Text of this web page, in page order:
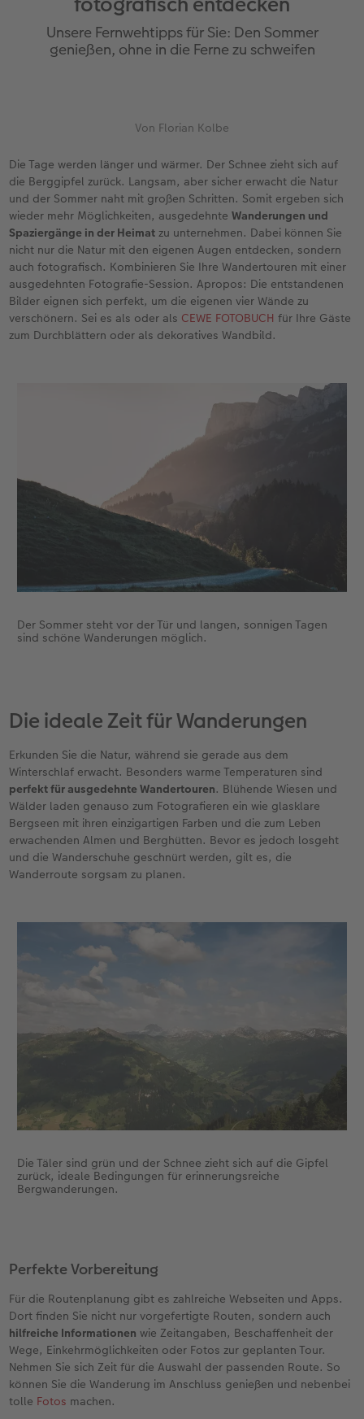
Erinnerungstasche
Personalisierter Schuber
Inspiration
Jahrbuch
Reisefotobuch
Kundenbeispiele
Webinare & VHS
Fotobuch für Anfänger
Fotocollage
hexxas
Alu Dibond
Gallery Print
Hartschaum
Mehrteiler
Bestellwege
Ideen zur Wandgestaltung
Fotosets
Fotosticker
Premium Poster
Rahmen
Fotogrößen & Formate
Bestellwege
Last Minute Fotos
CEWE myPhotos
Sofortfotos
Sofortsticker
Sofortfotos mit Text
Sofortfotos mit Design
Sofortfotostreifen
Sofortfotogrußkarten
Sofortfotosets
Sofortfotocollagen
Fototassen
Emaille Becher
Dekoration
Schule & Büro
Textilien
Art Prints
Faber-Castell
Foto-Geschenkbox
CEWE myPhotos
Babykarten
Geburtskarten
Postkarten
Fotokarten
Digitale Grußkarte
Bestellwege
Papierqualitäten
Weitere Anlässe
Silikonhüllen
Handykette
Lederhüllen
Holzhüllen
Bio-based Case
Mit Design
Bestellwege
Inspiration
Wandkalender Fineline
Kundenbeispiele
Bestellwege
Designvorlagen
Kalender mit fertigem Design
Gestaltungsideen
CEWE myPhotos
Neuheiten
für Männer
für Frauen
für Kinder
für Großeltern
für Tierfreunde
Einfach & schnell gestaltet
Besondere Geschenkideen
CEWE myPhotos
Baby
Erste Schritte
Gestaltungsideen
Fotobuch für Anfänger
Softwaretipps
Videotutorials
Anleitungen & Hilfe
Fototipps
Neue Funktionen
Erste Schritte
Videotutorials
Unsere Fernwehtipps für Sie: Den Sommer
genießen, ohne in die Ferne zu schweifen
Von Florian Kolbe
Die Tage werden länger und wärmer. Der Schnee zieht sich auf
die Berggipfel zurück. Langsam, aber sicher erwacht die Natur
und der Sommer naht mit großen Schritten. Somit ergeben sich
wieder mehr Möglichkeiten, ausgedehnteWanderungen und
Spaziergänge in der Heimat zu unternehmen. Dabei können Sie
nicht nur die Natur mit den eigenen Augen entdecken, sondern
auch fotografisch. Kombinieren Sie Ihre Wandertouren mit einer
ausgedehnten Fotografie-Session. Apropos: Die entstandenen
Bilder eignen sich perfekt, um die eigenen vier Wände zu
verschönern. Sei es als oder als CEWE FOTOBUCH für Ihre Gäste
zum Durchblättern oder als dekoratives Wandbild.
Der Sommer steht vor der Tür und langen, sonnigen Tagen
sind schöne Wanderungen möglich.
Die ideale Zeit für Wanderungen
Erkunden Sie die Natur, während sie gerade aus dem
Winterschlaf erwacht. Besonders warme Temperaturen sind
perfekt für ausgedehnte Wandertouren. Blühende Wiesen und
Wälder laden genauso zum Fotografieren ein wie glasklare
Bergseen mit ihren einzigartigen Farben und die zum Leben
erwachenden Almen und Berghütten. Bevor es jedoch losgeht
und die Wanderschuhe geschnürt werden, gilt es, die
Wanderroute sorgsam zu planen.
Die Täler sind grün und der Schnee zieht sich auf die Gipfel
zurück, ideale Bedingungen für erinnerungsreiche
Bergwanderungen.
Perfekte Vorbereitung
Für die Routenplanung gibt es zahlreiche Webseiten und Apps.
Dort finden Sie nicht nur vorgefertigte Routen, sondern auch
hilfreiche Informationen wie Zeitangaben, Beschaffenheit der
Wege, Einkehrmöglichkeiten oder Fotos zur geplanten Tour.
Nehmen Sie sich Zeit für die Auswahl der passenden Route. So
können Sie die Wanderung im Anschluss genießen und nebenbei
tolle Fotos machen.